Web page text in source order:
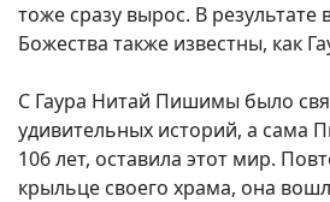
тоже сразу вырос. В результате
Божества также известны, как
С Гаура Нитай Пишимы было
удивительных историй, а сама
106 лет, оставила этот мир.
крыльце своего храма, она